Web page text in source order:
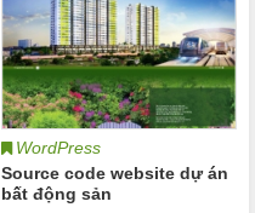
WordPress
Source code website dự án
bất động sản